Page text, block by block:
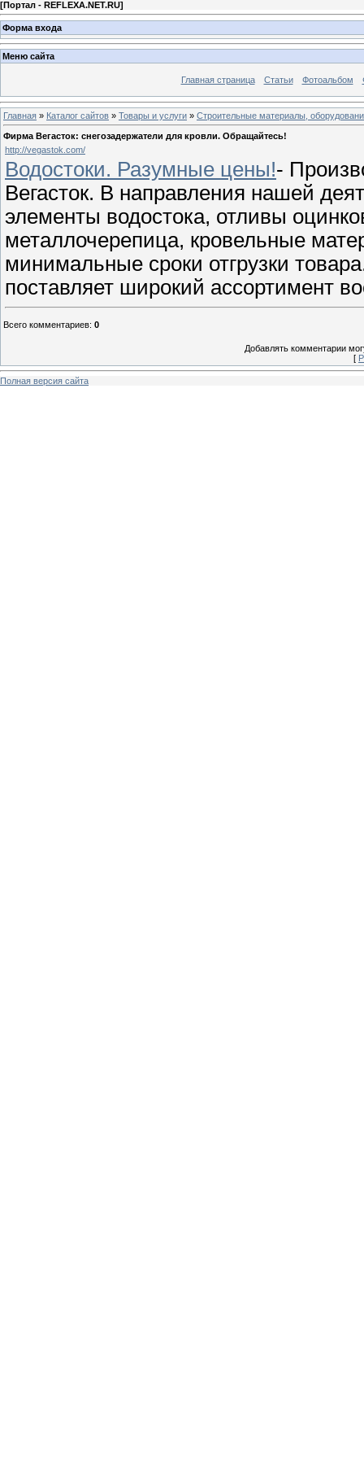
[Портал - REFLEXA.NET.RU]
Форма входа
Меню сайта
Главная страница Статьи Фотоальбом
Главная » Каталог сайтов » Товары и услуги » Строительные материалы,
Фирма Вегасток: снегозадержатели для кровли. Обращайтесь!
http://vegastok.com/
Водостоки. Разумные цены!-
Вегасток. В направления нашей
элементы водостока, отливы
металлочерепица, кровельные
минимальные сроки отгрузки
поставляет широкий ассортимент
Всего комментариев: 0
Добавлять комментарии
[
Полная версия сайта